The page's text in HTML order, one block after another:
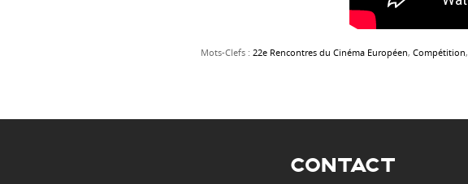
Mots-Clefs : 22e Rencontres du Cinéma Européen, Compétition,
CONTACT